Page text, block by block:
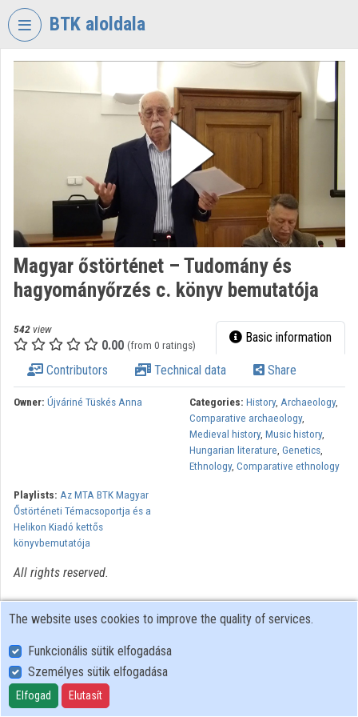
Skip header
BTK aloldala
HUMANTITIES
Organization home
Organization discovery
Categories
Organizations
Magyar őstörténet – Tudomány és
hagyományőrzés c. könyv bemutatója
542 view
0.00 (from 0 ratings) Basic information
Contributors Technical data Share
Owner: Újváriné Tüskés Anna Categories: History, Archaeology,
Comparative archaeology,
Medieval history, Music history,
Hungarian literature, Genetics,
Ethnology, Comparative ethnology
Playlists: Az MTA BTK Magyar
Őstörténeti Témacsoportja és a
Helikon Kiadó kettős
könyvbemutatója
All rights reserved.
User Policy
Adatkezelési tájékoztató (en)
Cookie Policy
The website uses cookies to improve the quality of services.
Funkcionális sütik elfogadása
Személyes sütik elfogadása
Elfogad Elutasít